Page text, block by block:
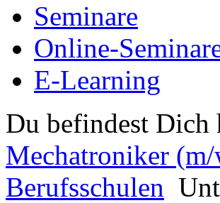
Seminare
Online-
E-Learning
Du befindest Dich
Mechatroniker
Berufsschulen